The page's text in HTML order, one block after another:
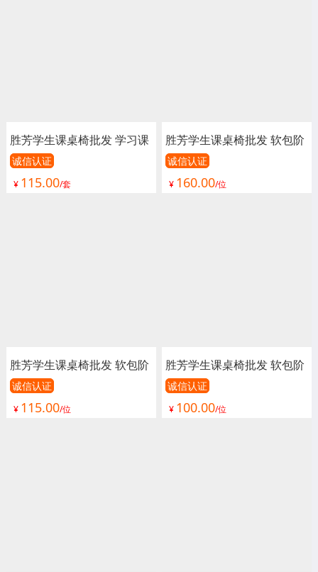
胜芳学生课桌椅批发 学习课
桌 培训课桌 培训班课桌 单
人课桌 辅导班课桌 学生课
诚信认证
¥ 115.00/套
胜芳学生课桌椅批发 软包阶
梯教室排椅 礼堂椅 联排椅
阶梯教室桌椅 学生排椅 课
诚信认证
¥ 160.00/位
胜芳学生课桌椅批发 软包阶
梯教室排椅 礼堂椅 联排椅
阶梯教室桌椅 学生排椅 课
诚信认证
¥ 115.00/位
胜芳学生课桌椅批发 软包阶
梯教室排椅 礼堂椅 联排椅
阶梯教室桌椅 学生排椅 课
诚信认证
¥ 100.00/位